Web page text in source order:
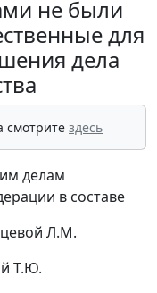
не были
для
дела
смотрите здесь
делам
в составе
Л.М.
Т.Ю.